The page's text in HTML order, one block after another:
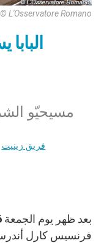
L'Osservatore Romano
مسيحيّو
فريق زينيت
فرنسيس كارل